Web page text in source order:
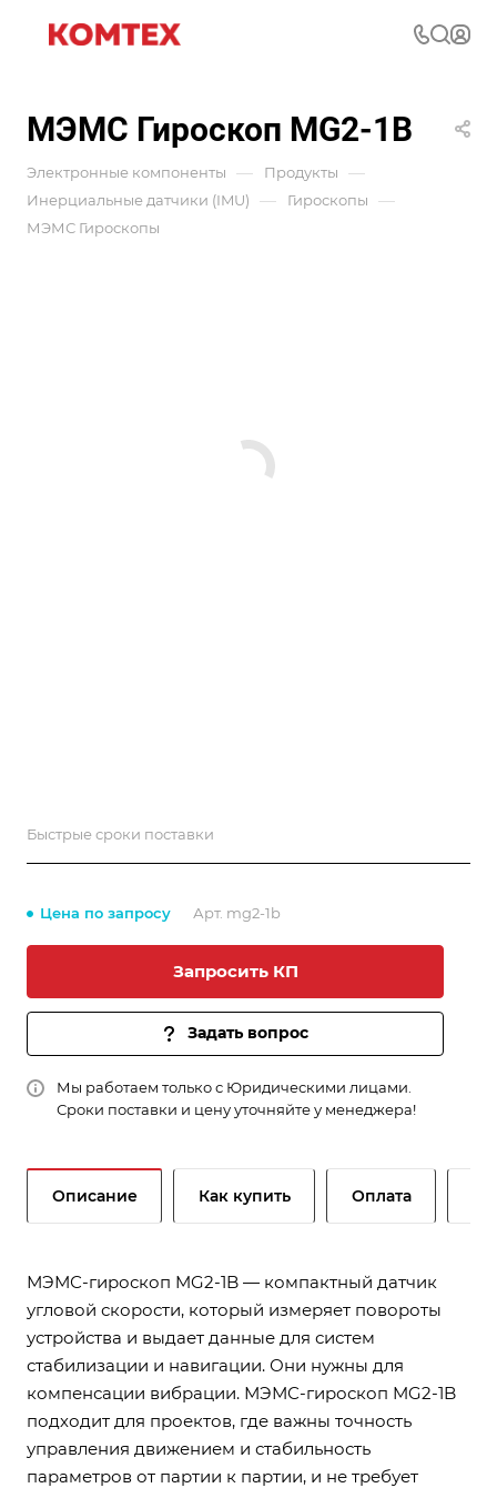
МЭМС Гироскоп MG2-1B
Электронные компоненты — Продукты —
Инерциальные датчики (IMU) — Гироскопы —
МЭМС Гироскопы
Быстрые сроки поставки
Цена по запросу Арт. mg2-1b
Запросить КП
Задать вопрос
Мы работаем только с Юридическими лицами.
Сроки поставки и цену уточняйте у менеджера!
Описание Как купить Оплата
МЭМС-гироскоп MG2-1B — компактный датчик
угловой скорости, который измеряет повороты
устройства и выдает данные для систем
стабилизации и навигации. Они нужны для
компенсации вибрации. МЭМС-гироскоп MG2-1B
подходит для проектов, где важны точность
управления движением и стабильность
параметров от партии к партии, и не требует